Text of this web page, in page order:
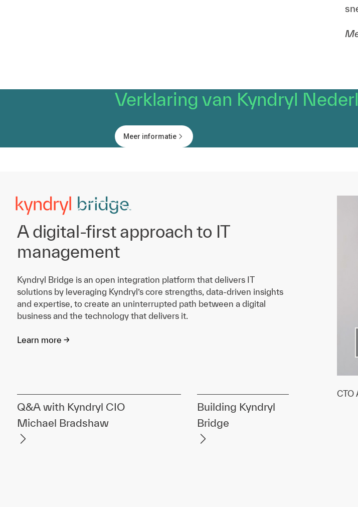
Verklaring van Kyndryl
Meer informatie
A digital-first approach to IT
management
Kyndryl Bridge is an open integration platform that delivers IT
solutions by leveraging Kyndryl’s core strengths, data-driven insights
and expertise, to create an uninterrupted path between a digital
business and the technology that delivers it.
Learn more ->
Q&A with Kyndryl CIO
Michael Bradshaw
Building Kyndryl
Bridge
CTO